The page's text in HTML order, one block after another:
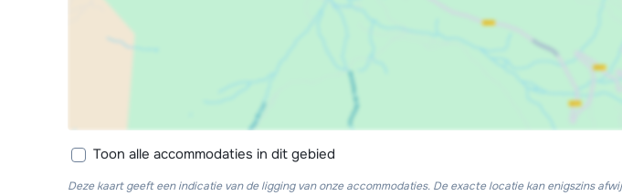
Toon alle accommodaties in dit gebied
Deze kaart geeft een indicatie van de ligging van onze accommodaties. De exacte locatie kan enigszins